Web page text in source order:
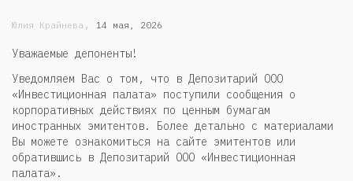
Юлия Крайнева , 14 мая, 2026
Уважаемые депоненты!
Уведомляем Вас о том, что в Депозитарий ООО
«Инвестиционная палата» поступили сообщения о
корпоративных действиях по ценным бумагам
иностранных эмитентов. Более детально с материалами
Вы можете ознакомиться на сайте эмитентов или
обратившись в Депозитарий ООО «Инвестиционная
палата».